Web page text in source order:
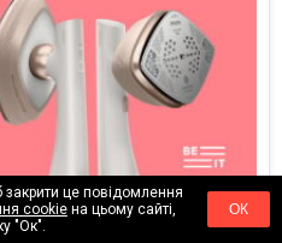
це повідомлення
cookieна цьому сайті,
"Ок".
ОК